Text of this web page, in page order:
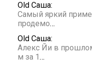
Old Саша:
Самый яркий
продемо…
Old Саша:
Алекс Йи в
м за 1…